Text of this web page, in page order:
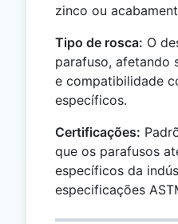
zinco ou
Tipo de rosca: O
parafuso, afetando
e compatibilidade
específicos.
Certificações:
que os parafusos
específicos da
especificações